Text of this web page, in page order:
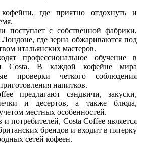
где приятно отдохнуть и
поступает с собственной фабрики,
где зерна обжариваются под
итальянских мастеров.
профессиональное обучение в
Costa. В каждой кофейне мира
проверки четкого соблюдения
напитков.
предлагают сэндвичи, закуски,
и десертов, а также блюда,
местных особенностей.
потребителей, Costa Coffee является
брендов и входит в пятерку
сетей кофеен.